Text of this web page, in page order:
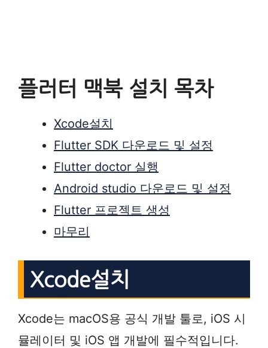
플러터 맥북 설치 목차
Xcode설치
Flutter SDK 다운로드 및 설정
Flutter doctor 실행
Android studio 다운로드 및 설정
Flutter 프로젝트 생성
마무리
Xcode설치
Xcode는 macOS용 공식 개발 툴로, iOS 시
뮬레이터 및 iOS 앱 개발에 필수적입니다.